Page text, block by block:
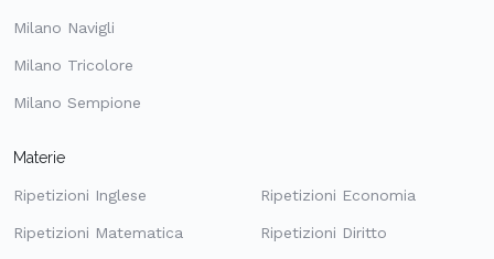
Milano Navigli
Milano Tricolore
Milano Sempione
Materie
Ripetizioni Inglese
Ripetizioni Matematica
Ripetizioni Economia
Ripetizioni Diritto